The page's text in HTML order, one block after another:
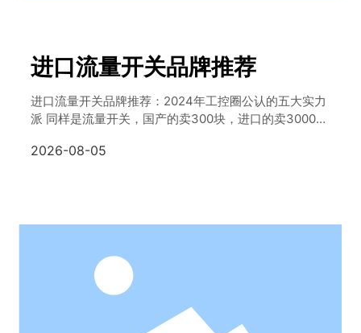
进口流量开关品牌推荐
进口流量开关品牌推荐：2024年工控圈公认的五大实力
派 同样是流量开关，国产的卖300块，进口的卖3000
场，一次误动作可能导致整条生产线停产，损失可能是
2026-08-05
了解更多